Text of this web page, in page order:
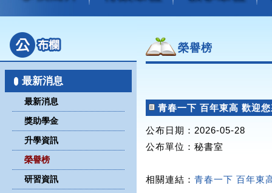
最新消息
最新消息
獎助學金
升學資訊
榮譽榜
研習資訊
榮譽榜
青春一下 百年東高 歡迎
公布日期：2026-05-28
公布單位 ：秘書室
相關連結： 青春一下 百年東